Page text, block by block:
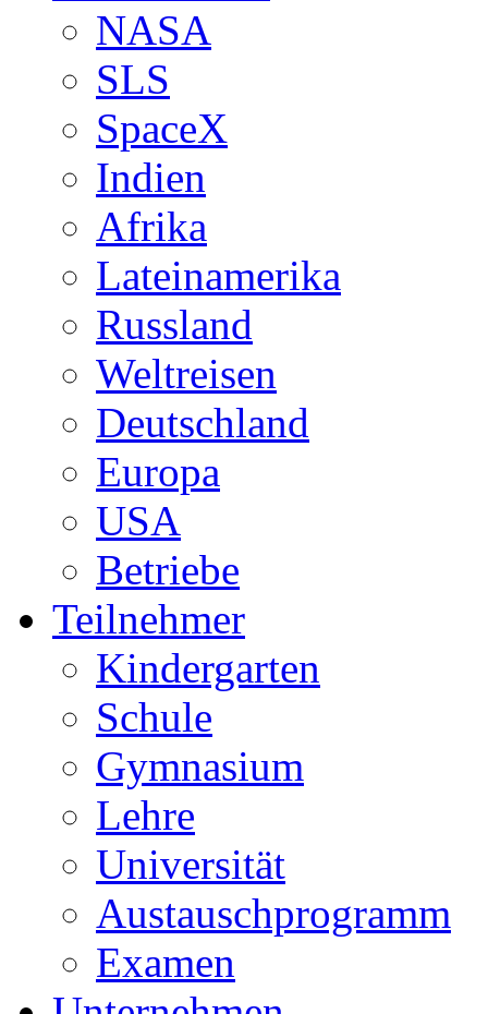
NASA
SLS
SpaceX
Indien
Afrika
Lateinamerika
Russland
Weltreisen
Deutschland
Europa
USA
Betriebe
Teilnehmer
Kindergarten
Schule
Gymnasium
Lehre
Universität
Austauschprogramm
Examen